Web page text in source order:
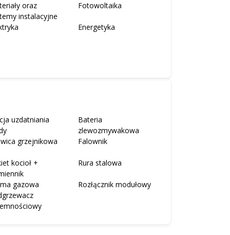
oraz
instalacyjne
Fotowoltaika
Energetyka
uzdatniania
Bateria
zlewozmywakowa
grzejnikowa
Falownik
kocioł +
Rura stalowa
gazowa
Rozłącznik modułowy